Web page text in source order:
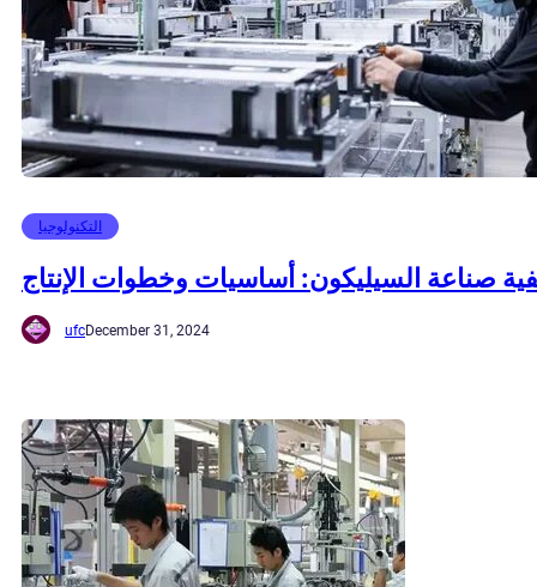
التكنولوجيا
صناعة السيليكون: أساسيات وخطوات الإنتاج
ufcDecember 31, 2024